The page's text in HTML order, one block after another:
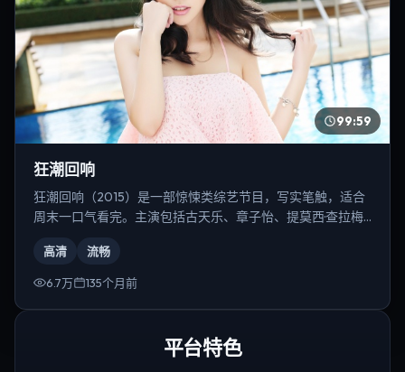
99:59
狂潮回响
狂潮回响（2015）是一部惊悚类综艺节目，写实笔触，适合
周末一口气看完。主演包括古天乐、章子怡、提莫西·查拉梅
高清 流畅
6.7万 135个月前
平台特色